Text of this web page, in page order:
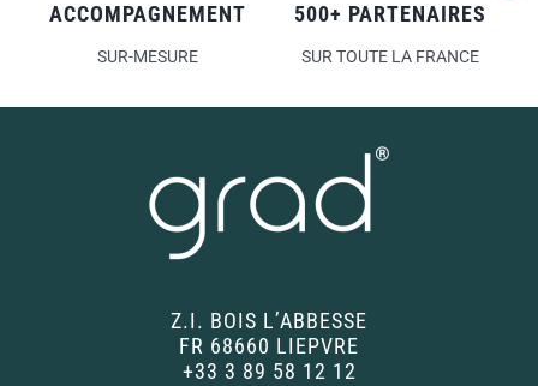
ACCOMPAGNEMENT
SUR-MESURE
500+ PARTENAIRES
SUR TOUTE LA FRANCE
Z.I. BOIS L’ABBESSE
FR 68660 LIEPVRE
+33 3 89 58 12 12